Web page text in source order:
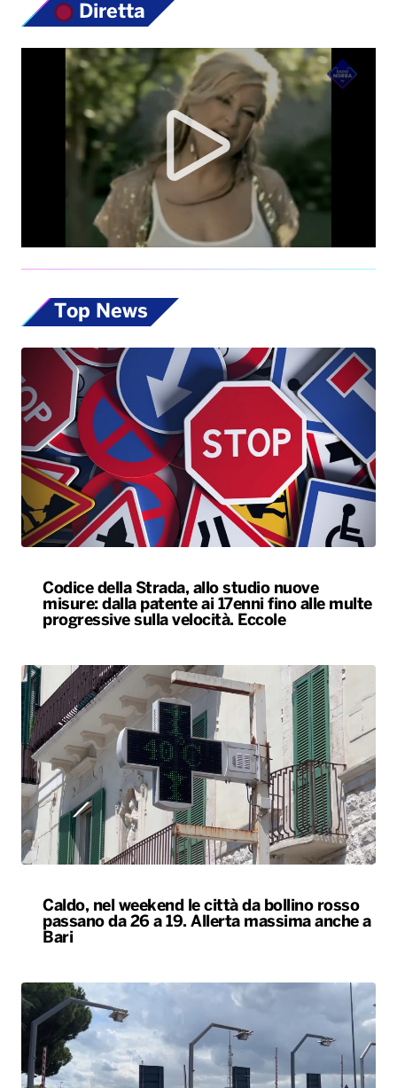
Diretta
Top News
Codice della Strada, allo studio nuove
misure: dalla patente ai 17enni fino alle multe
progressive sulla velocità. Eccole
Caldo, nel weekend le città da bollino rosso
passano da 26 a 19. Allerta massima anche a
Bari